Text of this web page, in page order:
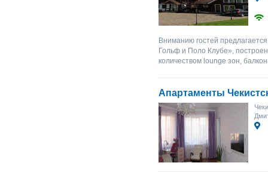
Вниманию гостей
Гольф и Поло Клубе»,
количеством lounge зон,
Апартаменты